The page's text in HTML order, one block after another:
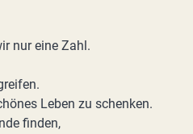
nur eine Zahl.
Leben zu schenken.
finden,